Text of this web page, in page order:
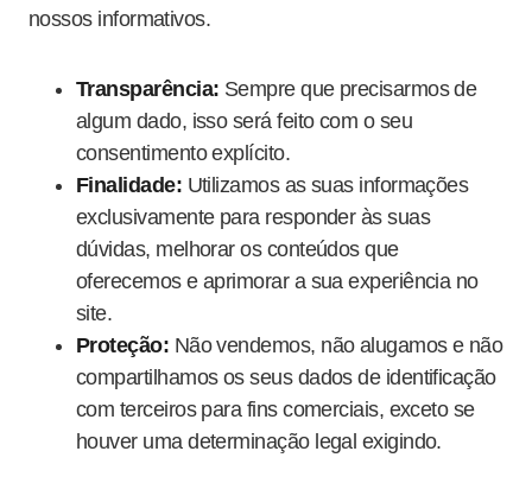
nossos informativos.
Transparência: Sempre que precisarmos de
algum dado, isso será feito com o seu
consentimento explícito.
Finalidade: Utilizamos as suas informações
exclusivamente para responder às suas
dúvidas, melhorar os conteúdos que
oferecemos e aprimorar a sua experiência no
site.
Proteção: Não vendemos, não alugamos e não
compartilhamos os seus dados de identificação
com terceiros para fins comerciais, exceto se
houver uma determinação legal exigindo.